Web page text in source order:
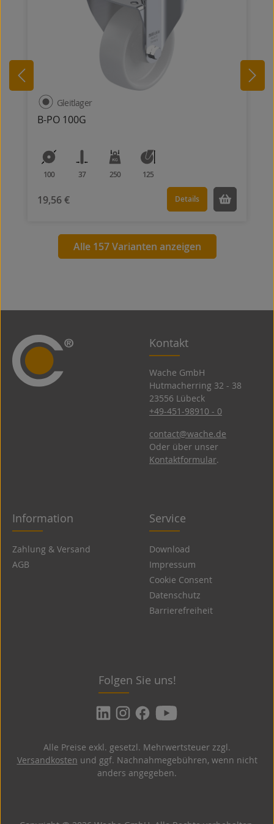
B-PO 100G
Gleitlager
100 37 250 125
19,56 € Details
Alle 157 Varianten anzeigen
Kontakt
Wache GmbH
Hutmacherring 32 ­- 38
23556 Lübeck
+49-451-98910 - 0
contact@wache.de
Oder über unser
Kontaktformular.
Information
Zahlung & Versand
AGB
Service
Download
Impressum
Cookie Consent
Datenschutz
Barrierefreiheit
Folgen Sie uns!
Alle Preise exkl. gesetzl. Mehrwertsteuer zzgl.
Versandkosten und ggf. Nachnahmegebühren, wenn nicht
anders angegeben.